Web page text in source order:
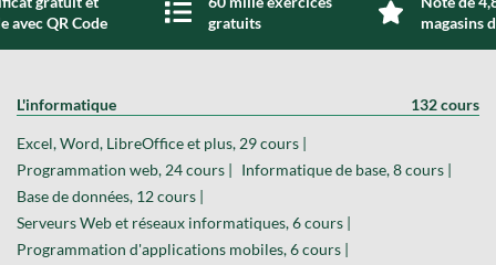
avec QR Code
gratuits
magasins
L'informatique 132 cours
Excel, Word, LibreOffice et plus, 29 cours |
Programmation web, 24 cours | Informatique de base, 8 cours |
Base de données, 12 cours |
Serveurs Web et réseaux informatiques, 6 cours |
Programmation d'applications mobiles, 6 cours |